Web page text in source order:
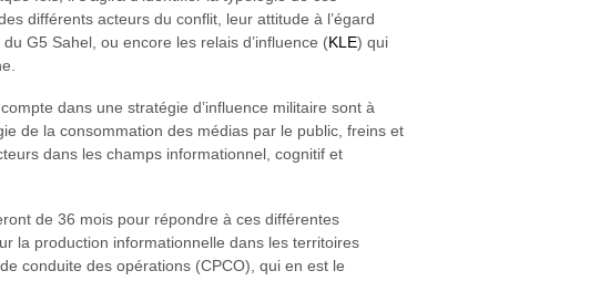
différents acteurs du conflit, leur attitude à l’égard
G5 Sahel, ou encore les relais d’influence (KLE) qui
dans une stratégie d’influence militaire sont à
de la consommation des médias par le public, freins et
dans les champs informationnel, cognitif et
de 36 mois pour répondre à ces différentes
la production informationnelle dans les territoires
conduite des opérations (CPCO), qui en est le